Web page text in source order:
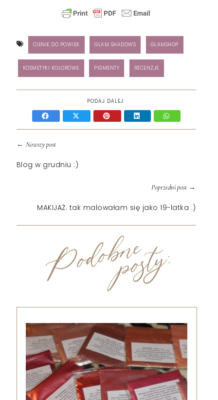
CIENIE DO POWIEK GLAM SHADOWS GLAMSHOP
KOSMETYKI KOLOROWE PIGMENTY RECENZJE
PODAJ DALEJ:
← Nowszy post
Blog w grudniu :)
Poprzedni post→
MAKIJAŻ: tak malowałam się jako 19-latka :)